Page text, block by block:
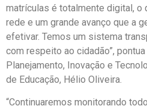
matrículas é totalmente digital, o
rede e um grande avanço que a
efetivar. Temos um sistema
com respeito ao cidadão”,
Planejamento, Inovação e
de Educação, Hélio Oliveira.
“Continuaremos monitorando